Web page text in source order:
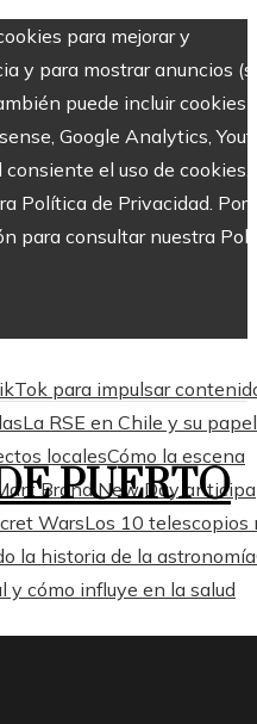
para mejorar y
y para mostrar anuncios
puede incluir cookies
Google Analytics,
el uso de cookies.
Política de Privacidad. Por
para consultar nuestra
para impulsar
La RSE en Chile y su
localesCómo la escena
Brand New Day anticipa
WarsLos 10 telescopios
la historia de la astronomía
cómo influye en la salud
PUERTO